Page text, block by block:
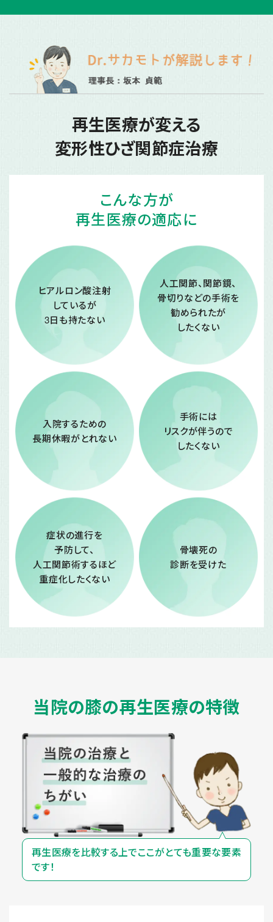
再生医療が変える
変形性ひざ関節症治療
こんな方が
再生医療の適応に
ヒアルロン酸注射
しているが
3日も持たない
人工関節、関節鏡、
骨切りなどの手術を
勧められたが
したくない
入院するための
長期休暇がとれない
手術には
リスクが伴うので
したくない
症状の進行を
予防して、
人工関節術するほど
重症化したくない
骨壊死の
診断を受けた
当院の膝の再生医療の特徴
再生医療を比較する上でここがとても重要な要素
です！